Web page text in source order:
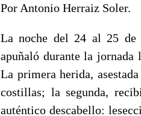
Por Antonio Herraiz Soler.
La noche del 24 al 25 de
apuñaló durante la jornada
La primera herida,
costillas; la segunda,
auténtico descabello: